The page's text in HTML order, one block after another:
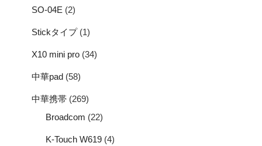
SO-04E (2)
Stickタイプ(1)
X10 mini pro (34)
中華pad (58)
中華携帯 (269)
Broadcom (22)
K-Touch W619 (4)